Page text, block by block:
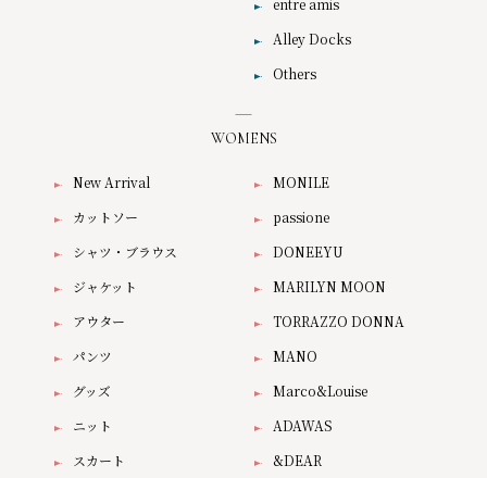
Alley Docks
Others
WOMENS
New Arrival
カットソー
シャツ・ブラウス
ジャケット
アウター
パンツ
グッズ
ニット
スカート
MONILE
passione
DONEEYU
MARILYN MOON
TORRAZZO DONNA
MANO
Marco&Louise
ADAWAS
&DEAR